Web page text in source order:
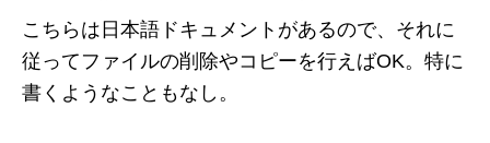
こちらは日本語ドキュメントがあるので、それに
従ってファイルの削除やコピーを行えばOK。特に
書くようなこともなし。